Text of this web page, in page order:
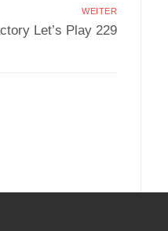
WEITER
Let’s Play 229